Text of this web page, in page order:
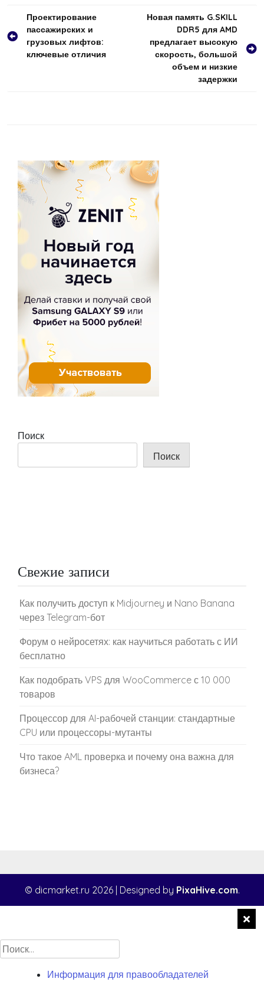
Навигация
по
записям
Проектирование
пассажирских и
грузовых лифтов:
ключевые отличия
Новая память G.SKILL
DDR5 для AMD
предлагает высокую
скорость, большой
объем и низкие
задержки
Поиск
Поиск
Свежие записи
Как получить доступ к Midjourney и Nano Banana
через Telegram-бот
Форум о нейросетях: как научиться работать с ИИ
бесплатно
Как подобрать VPS для WooCommerce с 10 000
товаров
Процессор для AI-рабочей станции: стандартные
CPU или процессоры-мутанты
Что такое AML проверка и почему она важна для
бизнеса?
© dicmarket.ru 2026 Designed by PixaHive.com.
Найти:
Информация для правообладателей